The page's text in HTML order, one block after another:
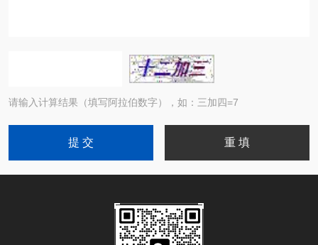
请输入计算结果（填写阿拉伯数字），如：三加四=7